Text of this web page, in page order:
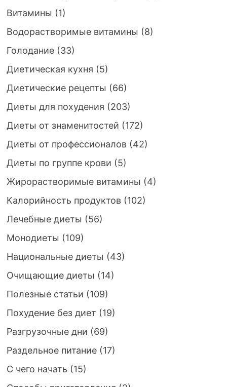
Витамины (1)
Водорастворимые витамины (8)
Голодание(33)
Диетическая кухня (5)
Диетические рецепты (66)
Диеты для похудения (203)
Диеты от знаменитостей (172)
Диеты от профессионалов(42)
Диеты по группе крови (5)
Жирорастворимые витамины (4)
Калорийность продуктов(102)
Лечебные диеты (56)
Монодиеты (109)
Национальные диеты (43)
Очищающие диеты (14)
Полезные статьи (109)
Похудение без диет (19)
Разгрузочные дни (69)
Раздельное питание(17)
С чего начать (15)